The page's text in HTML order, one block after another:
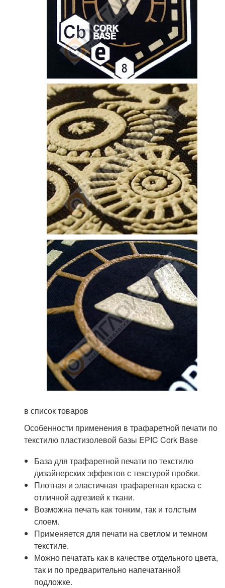
в список товаров
Особенности применения в трафаретной печати по
текстилю пластизолевой базы EPIC Cork Base
База для трафаретной печати по текстилю
дизайнерских эффектов с текстурой пробки.
Плотная и эластичная трафаретная краска с
отличной адгезией к ткани.
Возможна печать как тонким, так и толстым
слоем.
Применяется для печати на светлом и темном
текстиле.
Можно печатать как в качестве отдельного цвета,
так и по предварительно напечатанной
подложке.